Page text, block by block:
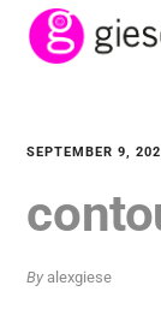
SEPTEMBER 9,
Byalexgiese